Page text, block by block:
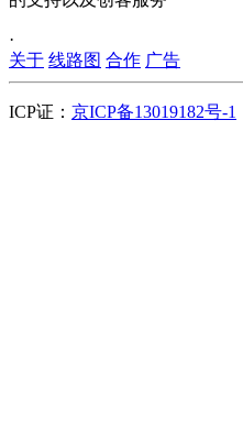
·
关于 线路图 合作 广告
ICP证： 京ICP备13019182号-1